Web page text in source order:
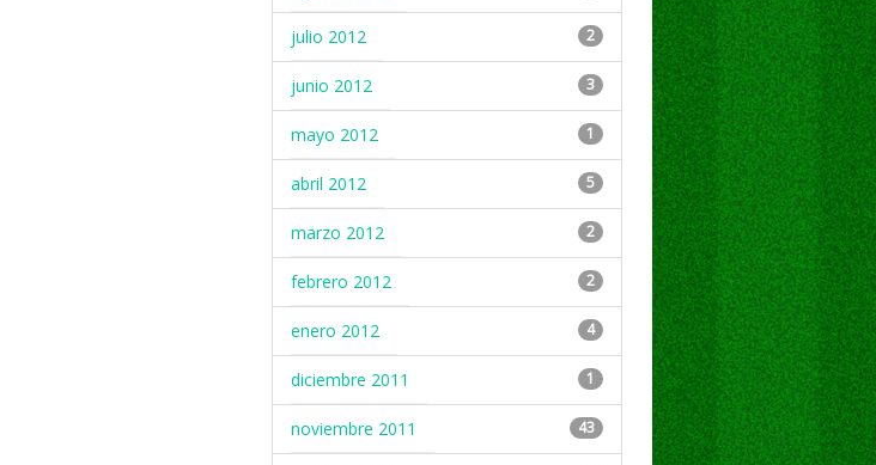
julio 2012 2
junio 2012 3
mayo 2012 1
abril 2012 5
marzo 2012 2
febrero 2012 2
enero 2012 4
diciembre 2011 1
noviembre 2011 43